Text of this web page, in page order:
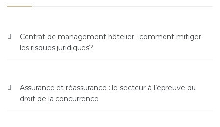
Contrat de management hôtelier : comment mitiger
les risques juridiques?
Assurance et réassurance : le secteur à l’épreuve du
droit de la concurrence